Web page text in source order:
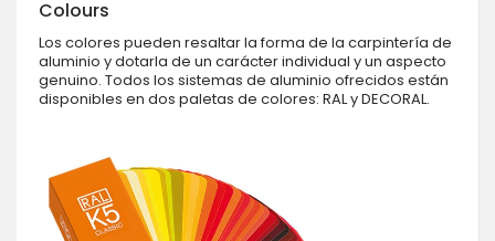
Colours
Los colores pueden resaltar la forma de la carpintería de
aluminio y dotarla de un carácter individual y un aspecto
genuino. Todos los sistemas de aluminio ofrecidos están
disponibles en dos paletas de colores: RAL y DECORAL.